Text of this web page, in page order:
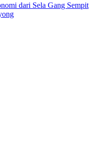
dari Sela Gang Sempit